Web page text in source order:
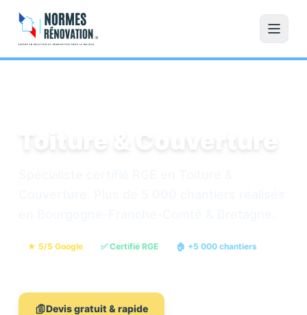
Toiture & Couverture
★ 5/5 Google ✅ Certifié RGE
🏠 +5 000 chantiers
Devis gratuit & rapide